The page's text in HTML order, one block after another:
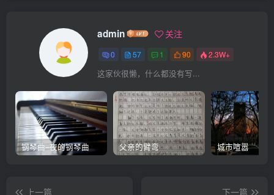
admin 关注
0 57 1 90 2.3W+
这家伙很懒，什么都没有写...
钢琴曲–夜的钢琴曲 父亲的臂弯 城市喧嚣
上一篇
下一篇